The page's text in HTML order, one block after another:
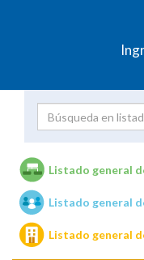
Unidades de
Listado general
Listado general
Listado general